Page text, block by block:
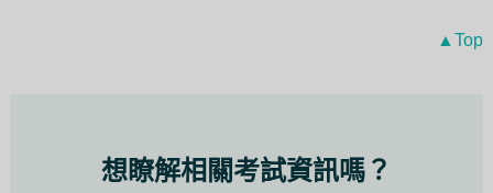
▲Top
想瞭解相關考試資訊嗎？